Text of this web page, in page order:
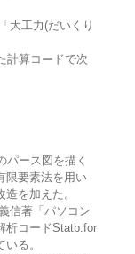
大工力(だいくり
計算コードで次
パース図を描く
限要素法を用い
を加えた。
信著「パソコン
析コードStatb.for
る。